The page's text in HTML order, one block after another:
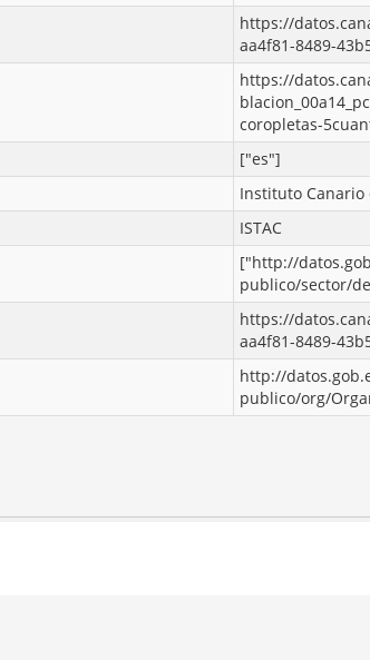
https://
aa4f81-8489-
https://
coropletas-
["es"]
Instituto Canario
ISTAC
["http://
publico/sector/
https://
aa4f81-8489-
http://
publico/org/